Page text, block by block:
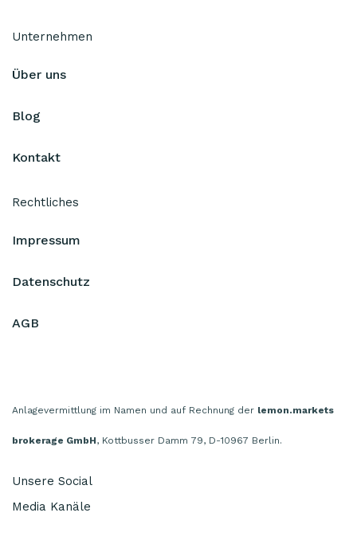
Unternehmen
Über uns
Blog
Kontakt
Rechtliches
Impressum
Datenschutz
AGB
Anlagevermittlung im Namen und auf Rechnung der lemon.markets
brokerage GmbH, Kottbusser Damm 79, D-10967 Berlin.
Unsere Social
Media Kanäle